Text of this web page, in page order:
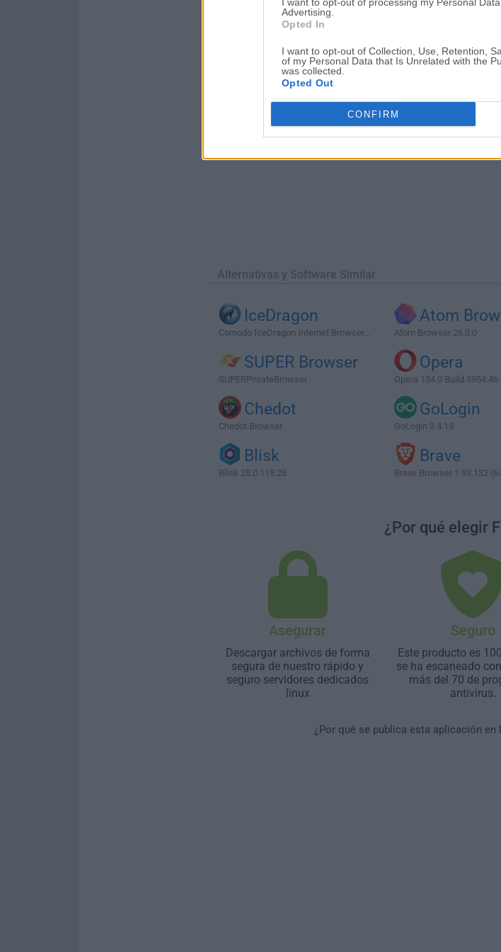
Advertising.
Opted In
I want to opt-out of Collection, Use, Retention,
of my Personal Data that Is Unrelated with the
was collected.
Opted Out
CONFIRM
la nueva versión, que es la primera de varias entregas l...
Alternativas y Software Similar
IceDragon
Comodo IceDragon Internet Browser...
Atom
Atom Browser 26.0.0
SUPER Browser
SUPERPrivateBrowser
Opera
Opera 134.0 Build 5954.46
Chedot
Chedot Browser
GoLogin
GoLogin 3.4.13
Blisk
Blisk 25.0.115.28
Brave
Brave Browser 1.93.132
¿Por qué elegir
Asegurar
Descargar archivos de forma
segura de nuestro rápido y
seguro servidores dedicados
linux
Seguro
Este producto es
se ha escaneado
más del 70 de
antivirus.
¿Por qué se publica esta aplicación en